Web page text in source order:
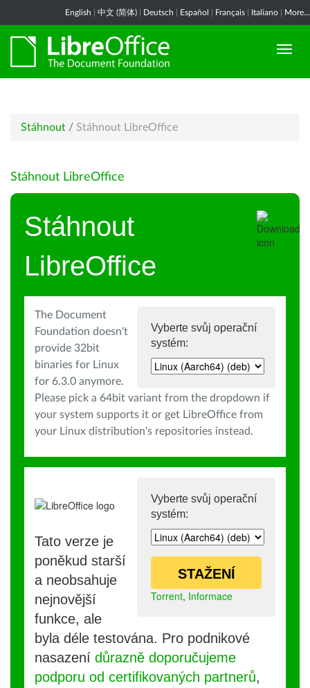
English 中文 (简体) Deutsch Español Français Italiano More...
Stáhnout / Stáhnout LibreOffice
Stáhnout LibreOffice
Stáhnout
LibreOffice
Vyberte svůj operační
systém:
The Document
Foundation doesn't
provide 32bit
binaries for Linux
for 6.3.0 anymore.
Please pick a 64bit variant from the dropdown if
your system supports it or get LibreOffice from
your Linux distribution's repositories instead.
Vyberte svůj operační
systém:
STAŽENÍ
Torrent, Informace
Tato verze je
poněkud starší
a neobsahuje
nejnovější
funkce, ale
byla déle testována. Pro podnikové
nasazení důrazně doporučujeme
podporu od certifikovaných partnerů,